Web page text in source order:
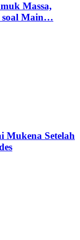
Massa,
soal Main…
Mukena Setelah